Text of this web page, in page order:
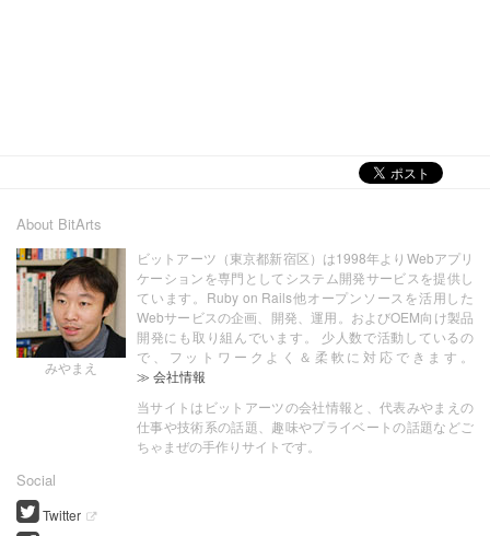
About BitArts
みやまえ
ビットアーツ（東京都新宿区）は1998年よりWebアプリ
ケーションを専門としてシステム開発サービスを提供し
ています。Ruby on Rails他オープンソースを活用した
Webサービスの企画、開発、運用。およびOEM向け製品
開発にも取り組んでいます。 少人数で活動しているの
で、フットワークよく＆柔軟に対応できます。
≫ 会社情報
当サイトはビットアーツの会社情報と、代表みやまえの
仕事や技術系の話題、趣味やプライベートの話題などご
ちゃまぜの手作りサイトです。
Social
Twitter